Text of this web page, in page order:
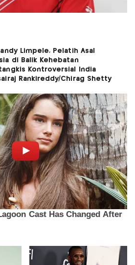
Limpele, Pelatih Asal
di Balik Kehebatan
Kontroversial India
Rankireddy/Chirag Shetty